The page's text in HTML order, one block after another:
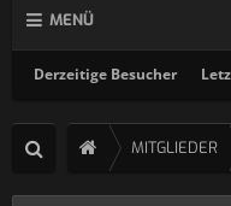
MENÜ
Derzeitige Besucher
MITGLIEDER